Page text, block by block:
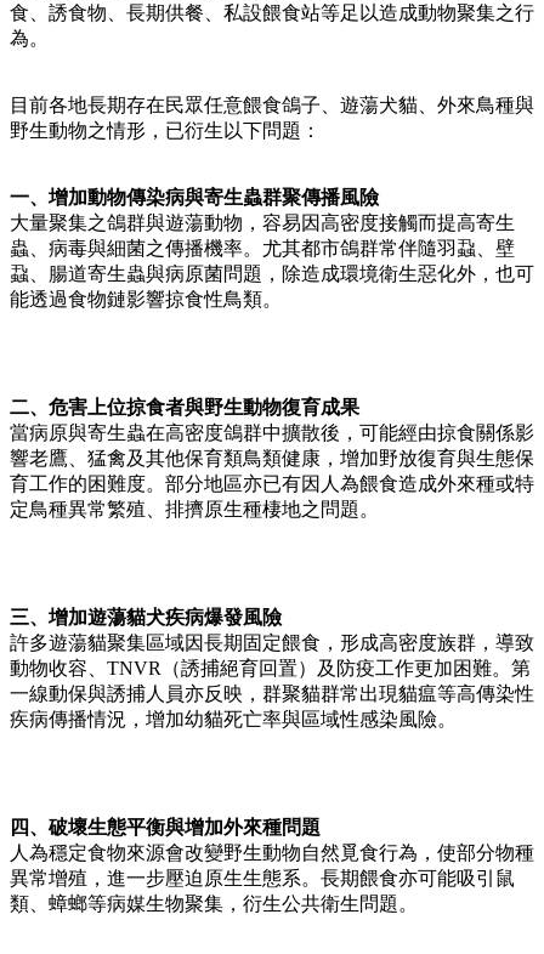
食、誘食物、長期供餐、私設餵食站等足以造成動物聚集之行
為。
目前各地長期存在民眾任意餵食鴿子、遊蕩犬貓、外來鳥種與
野生動物之情形，已衍生以下問題：
一、增加動物傳染病與寄生蟲群聚傳播風險
大量聚集之鴿群與遊蕩動物，容易因高密度接觸而提高寄生
蟲、病毒與細菌之傳播機率。尤其都市鴿群常伴隨羽蝨、壁
蝨、腸道寄生蟲與病原菌問題，除造成環境衛生惡化外，也可
能透過食物鏈影響掠食性鳥類。
二、危害上位掠食者與野生動物復育成果
當病原與寄生蟲在高密度鴿群中擴散後，可能經由掠食關係影
響老鷹、猛禽及其他保育類鳥類健康，增加野放復育與生態保
育工作的困難度。部分地區亦已有因人為餵食造成外來種或特
定鳥種異常繁殖、排擠原生種棲地之問題。
三、增加遊蕩貓犬疾病爆發風險
許多遊蕩貓聚集區域因長期固定餵食，形成高密度族群，導致
動物收容、TNVR（誘捕絕育回置）及防疫工作更加困難。第
一線動保與誘捕人員亦反映，群聚貓群常出現貓瘟等高傳染性
疾病傳播情況，增加幼貓死亡率與區域性感染風險。
四、破壞生態平衡與增加外來種問題
人為穩定食物來源會改變野生動物自然覓食行為，使部分物種
異常增殖，進一步壓迫原生生態系。長期餵食亦可能吸引鼠
類、蟑螂等病媒生物聚集，衍生公共衛生問題。